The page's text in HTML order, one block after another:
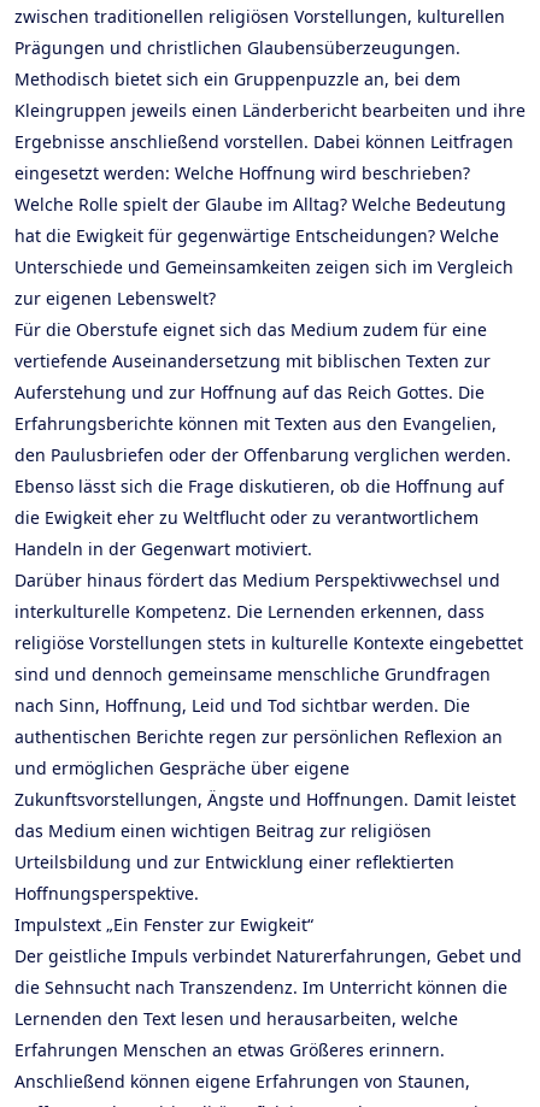
zwischen traditionellen religiösen Vorstellungen, kulturellen
Prägungen und christlichen Glaubensüberzeugungen.
Methodisch bietet sich ein Gruppenpuzzle an, bei dem
Kleingruppen jeweils einen Länderbericht bearbeiten und ihre
Ergebnisse anschließend vorstellen. Dabei können Leitfragen
eingesetzt werden: Welche Hoffnung wird beschrieben?
Welche Rolle spielt der Glaube im Alltag? Welche Bedeutung
hat die Ewigkeit für gegenwärtige Entscheidungen? Welche
Unterschiede und Gemeinsamkeiten zeigen sich im Vergleich
zur eigenen Lebenswelt?
Für die Oberstufe eignet sich das Medium zudem für eine
vertiefende Auseinandersetzung mit biblischen Texten zur
Auferstehung und zur Hoffnung auf das Reich Gottes. Die
Erfahrungsberichte können mit Texten aus den Evangelien,
den Paulusbriefen oder der Offenbarung verglichen werden.
Ebenso lässt sich die Frage diskutieren, ob die Hoffnung auf
die Ewigkeit eher zu Weltflucht oder zu verantwortlichem
Handeln in der Gegenwart motiviert.
Darüber hinaus fördert das Medium Perspektivwechsel und
interkulturelle Kompetenz. Die Lernenden erkennen, dass
religiöse Vorstellungen stets in kulturelle Kontexte eingebettet
sind und dennoch gemeinsame menschliche Grundfragen
nach Sinn, Hoffnung, Leid und Tod sichtbar werden. Die
authentischen Berichte regen zur persönlichen Reflexion an
und ermöglichen Gespräche über eigene
Zukunftsvorstellungen, Ängste und Hoffnungen. Damit leistet
das Medium einen wichtigen Beitrag zur religiösen
Urteilsbildung und zur Entwicklung einer reflektierten
Hoffnungsperspektive.
Impulstext „Ein Fenster zur Ewigkeit“
Der geistliche Impuls verbindet Naturerfahrungen, Gebet und
die Sehnsucht nach Transzendenz. Im Unterricht können die
Lernenden den Text lesen und herausarbeiten, welche
Erfahrungen Menschen an etwas Größeres erinnern.
Anschließend können eigene Erfahrungen von Staunen,